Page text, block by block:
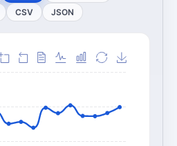
CSV JSON